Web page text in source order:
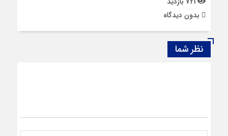
بدون دیدگاه
نظر شما